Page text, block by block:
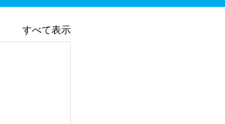
すべて表示